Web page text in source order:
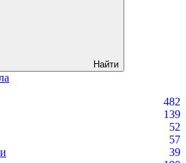
Найти
482
139
52
57
39